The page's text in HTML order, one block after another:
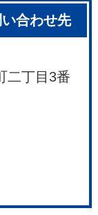
合わせ先
二丁目3番